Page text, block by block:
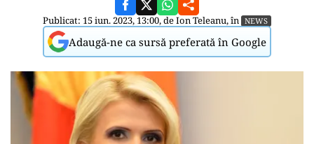
Publicat: 15 iun. 2023, 13:00, deIon Teleanu, în NEWS
Adaugă-ne ca sursă preferată în Google